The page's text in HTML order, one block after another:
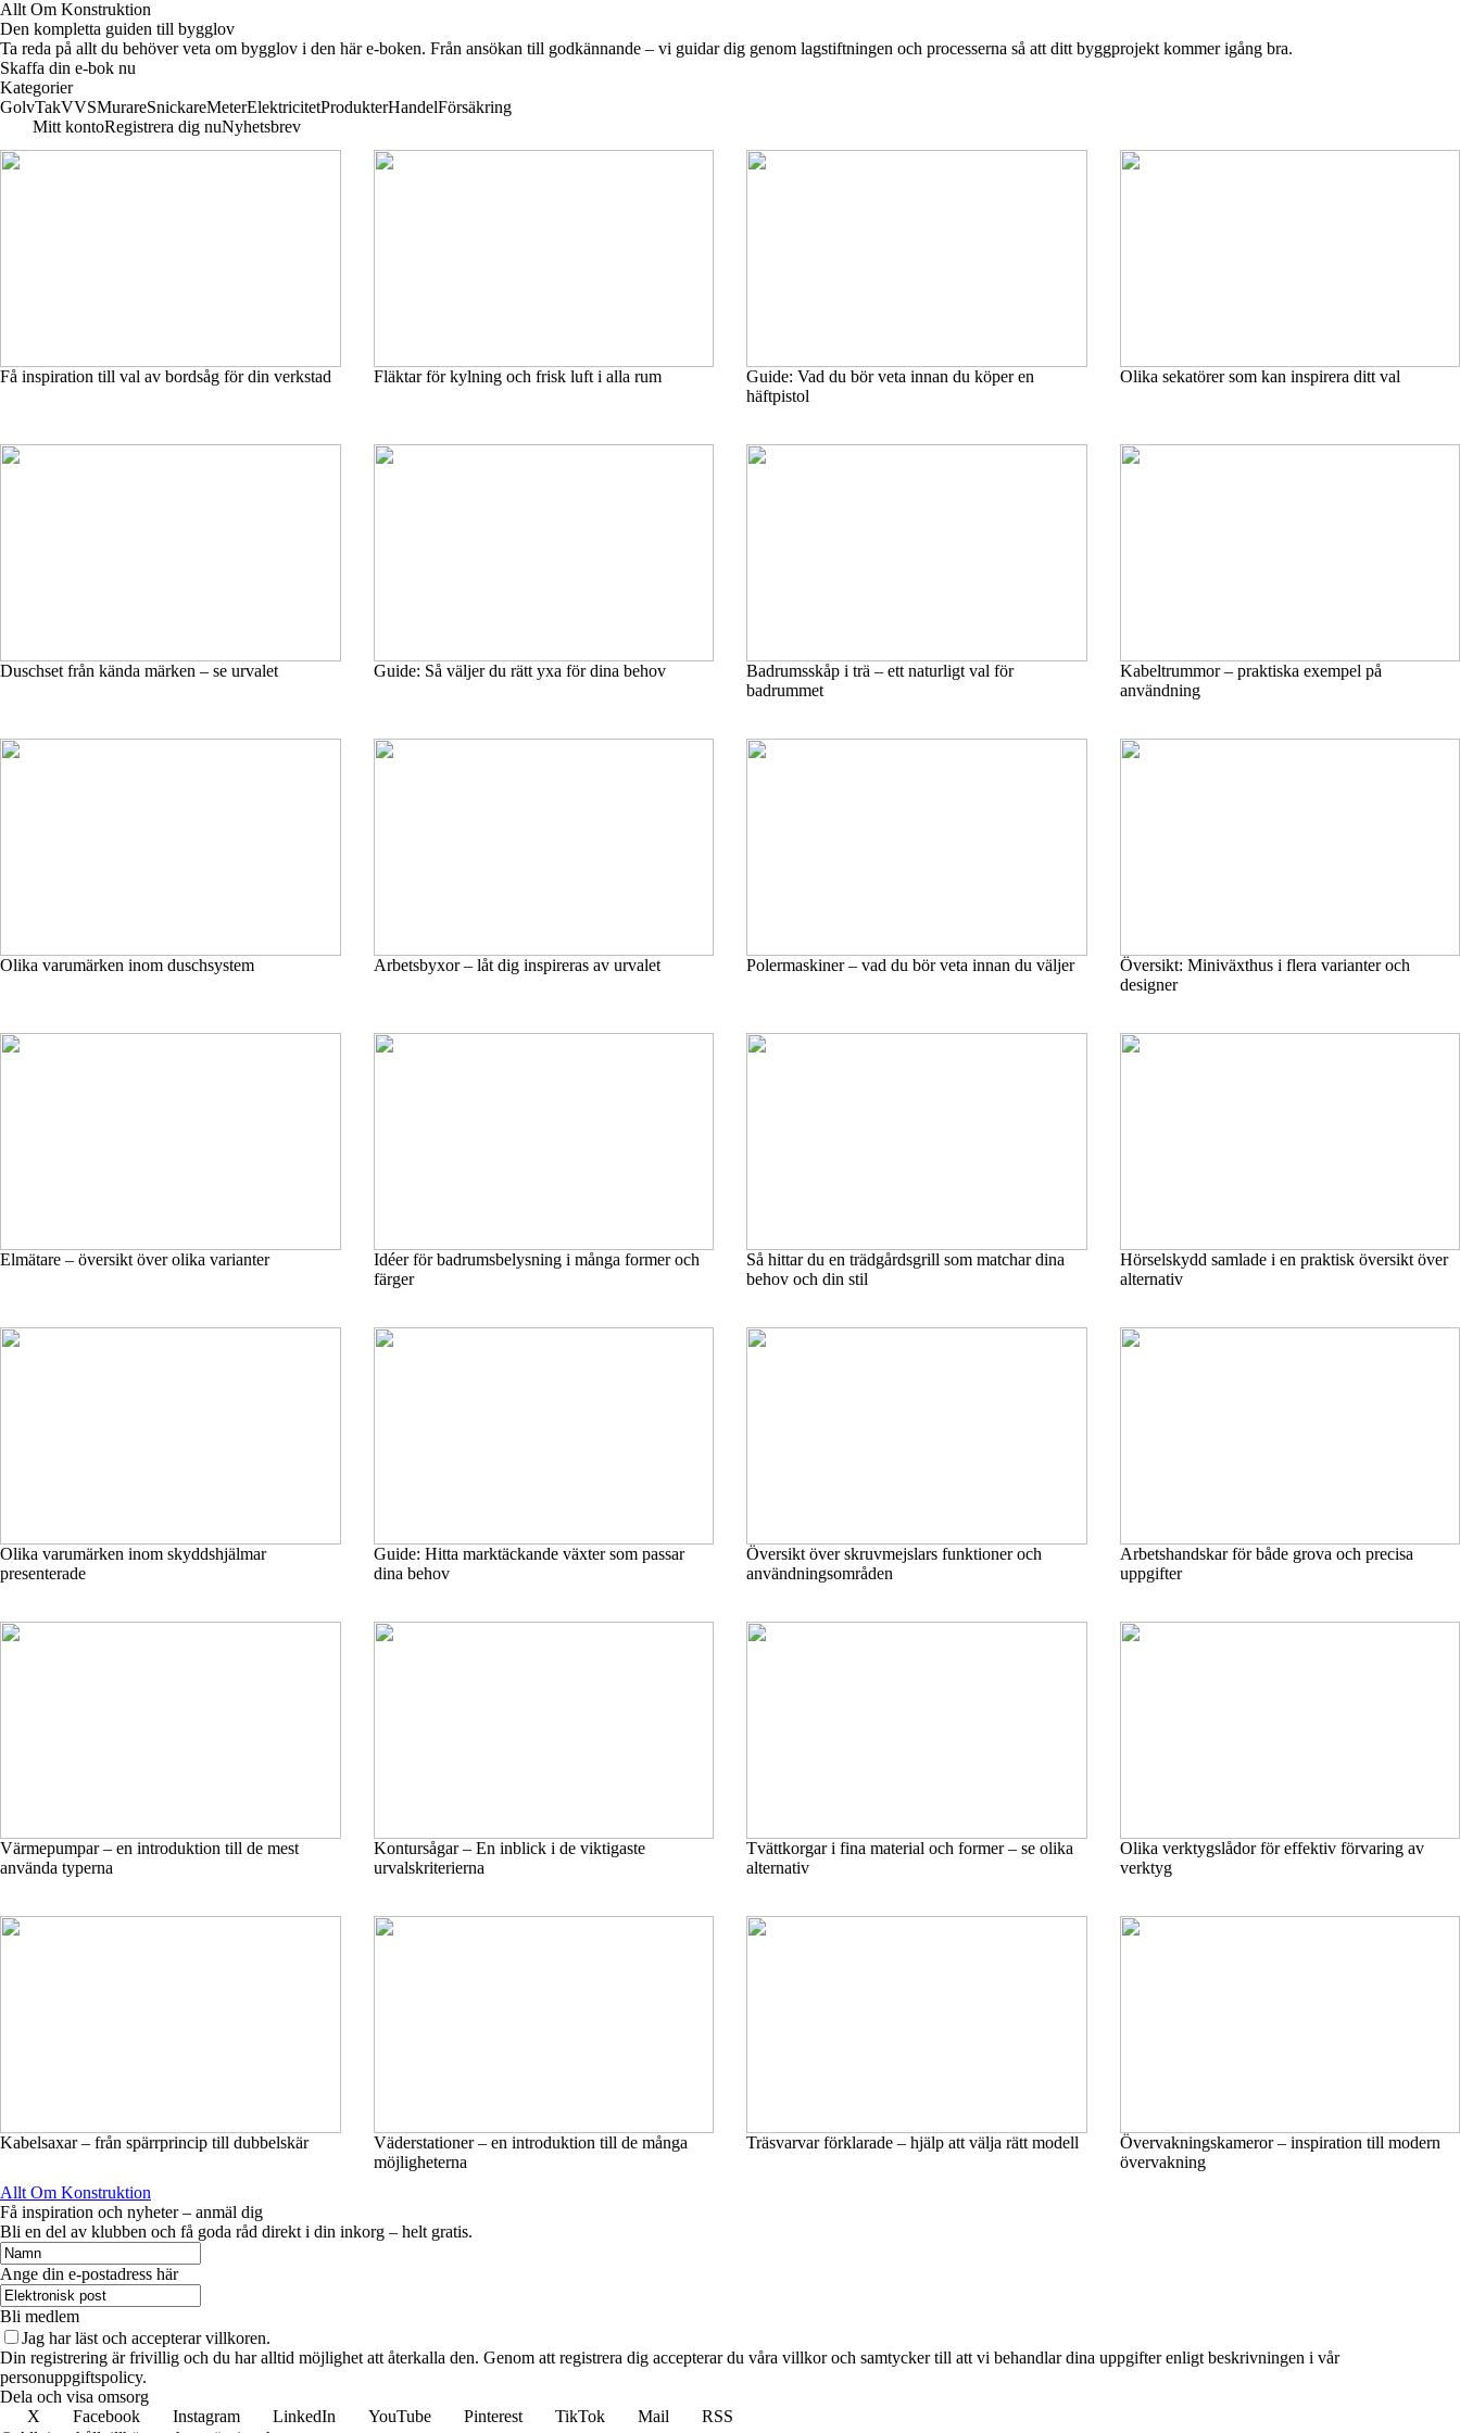
Allt Om Konstruktion
Den kompletta guiden till bygglov
Ta reda på allt du behöver veta om bygglov i den här e-boken. Från ansökan till godkännande – vi guidar dig genom lagstiftningen och processerna så att ditt byggprojekt kommer igång bra.
Skaffa din e-bok nu
Kategorier
GolvTakVVSMurareSnickareMeterElektricitetProdukterHandelFörsäkring
Mitt kontoRegistrera dig nuNyhetsbrev
Få inspiration till val av bordsåg för din verkstad Fläktar för kylning och frisk luft i alla rum
Guide: Vad du bör veta innan du köper en
häftpistol
Olika sekatörer som kan inspirera ditt val
Duschset från kända märken – se urvalet Guide: Så väljer du rätt yxa för dina behov
Badrumsskåp i trä – ett naturligt val för
badrummet
Kabeltrummor – praktiska exempel på
användning
Olika varumärken inom duschsystem Arbetsbyxor – låt dig inspireras av urvalet Polermaskiner – vad du bör veta innan du väljer
Översikt: Miniväxthus i flera varianter och
designer
Elmätare – översikt över olika varianter
Idéer för badrumsbelysning i många former och
färger
Så hittar du en trädgårdsgrill som matchar dina
behov och din stil
Hörselskydd samlade i en praktisk översikt över
alternativ
Olika varumärken inom skyddshjälmar
presenterade
Guide: Hitta marktäckande växter som passar
dina behov
Översikt över skruvmejslars funktioner och
användningsområden
Arbetshandskar för både grova och precisa
uppgifter
Värmepumpar – en introduktion till de mest
använda typerna
Kontursågar – En inblick i de viktigaste
urvalskriterierna
Tvättkorgar i fina material och former – se olika
alternativ
Olika verktygslådor för effektiv förvaring av
verktyg
Kabelsaxar – från spärrprincip till dubbelskär
Väderstationer – en introduktion till de många
möjligheterna
Träsvarvar förklarade – hjälp att välja rätt modell
Övervakningskameror – inspiration till modern
övervakning
Allt Om Konstruktion
Få inspiration och nyheter – anmäl dig
Bli en del av klubben och få goda råd direkt i din inkorg – helt gratis.
Ange din e-postadress här
Bli medlem
Jag har läst och accepterar villkoren.
Din registrering är frivillig och du har alltid möjlighet att återkalla den. Genom att registrera dig accepterar du våra villkor och samtycker till att vi behandlar dina uppgifter enligt beskrivningen i vår
personuppgiftspolicy.
Dela och visa omsorg
X
Facebook Instagram LinkedIn YouTube Pinterest TikTok Mail
RSS